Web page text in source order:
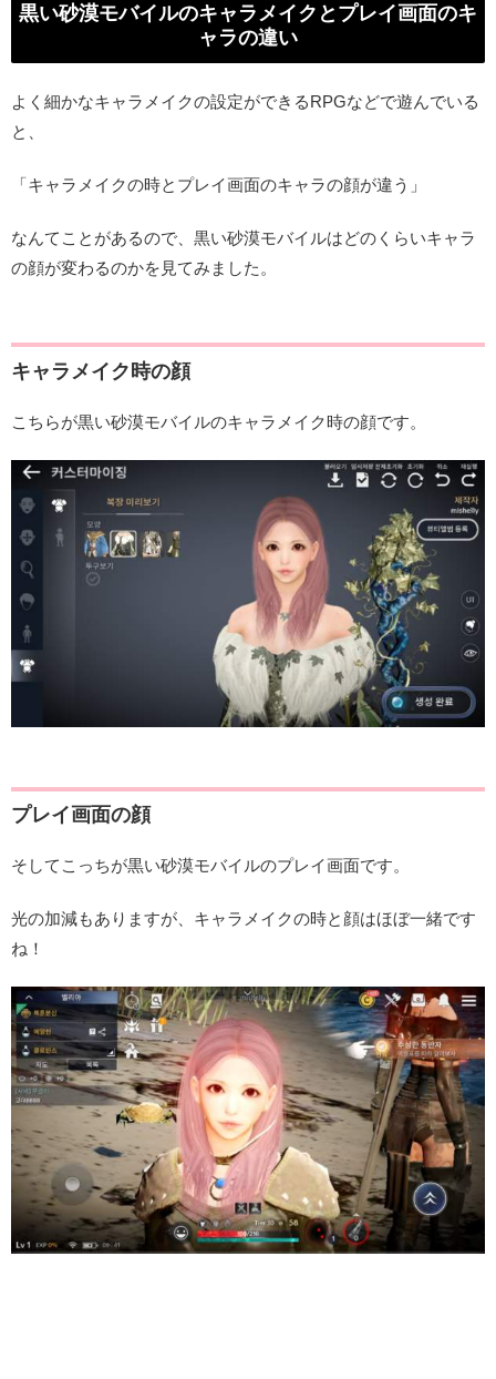
黒い砂漠モバイルのキャラメイクとプレイ画面のキ
ャラの違い
よく細かなキャラメイクの設定ができるRPGなどで遊んでいる
と、
「キャラメイクの時とプレイ画面のキャラの顔が違う」
なんてことがあるので、黒い砂漠モバイルはどのくらいキャラ
の顔が変わるのかを見てみました。
キャラメイク時の顔
こちらが黒い砂漠モバイルのキャラメイク時の顔です。
プレイ画面の顔
そしてこっちが黒い砂漠モバイルのプレイ画面です。
光の加減もありますが、キャラメイクの時と顔はほぼ一緒です
ね！